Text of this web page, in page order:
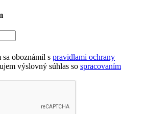
sa oboznámil s pravidlami ochrany
výslovný súhlas so spracovaním